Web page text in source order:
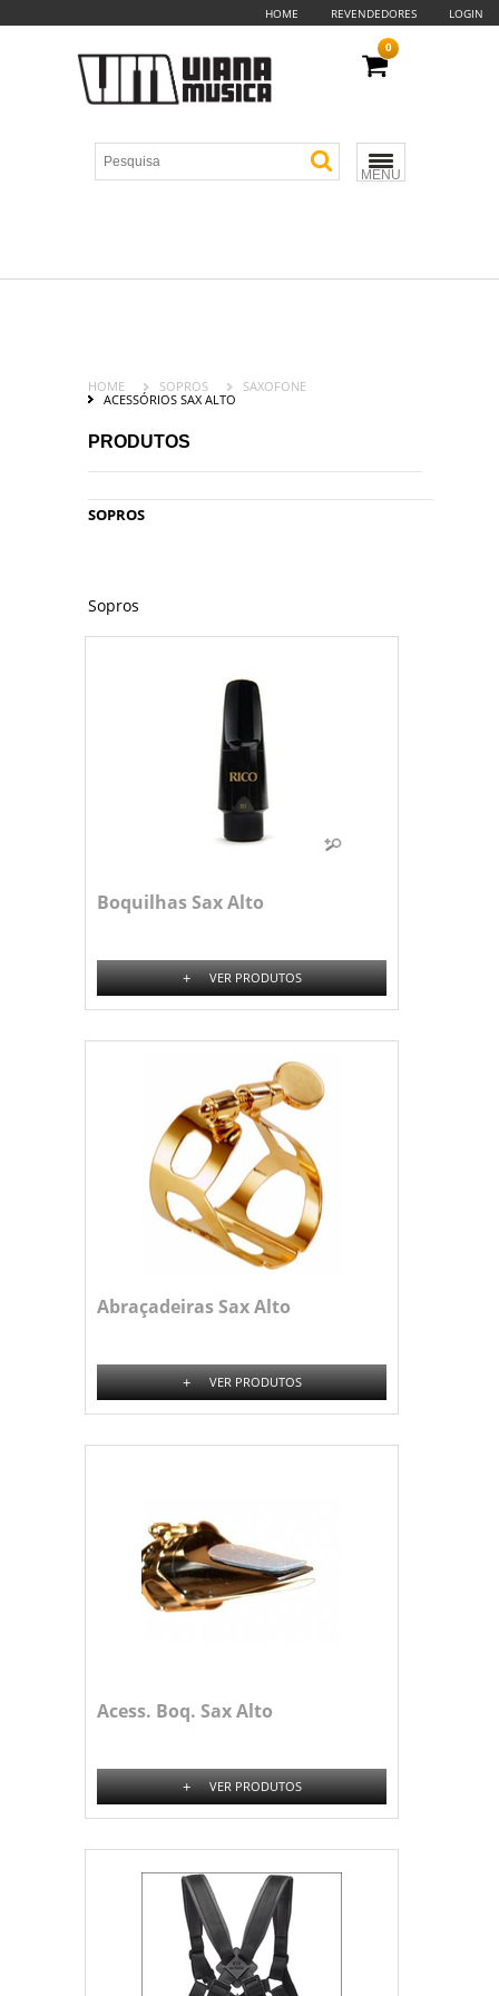
HOME REVENDEDORES LOGIN
MENU
0
HOME SOPROS
SAXOFONE
ACESSÓRIOS SAX ALTO
PRODUTOS
SOPROS
Sopros
Boquilhas Sax Alto
+ VER PRODUTOS
Abraçadeiras Sax Alto
+ VER PRODUTOS
Acess. Boq. Sax Alto
+ VER PRODUTOS